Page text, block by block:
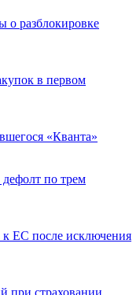
о разблокировке
в первом
«Кванта»
по трем
к ЕС после исключения
при страховании